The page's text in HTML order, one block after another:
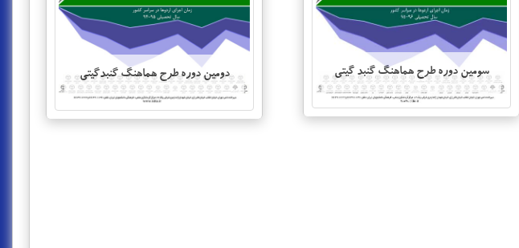
سومین دوره طرح هماهنگ گنبد گیتی دومین دوره طرح هماهنگ گنبدگیتی